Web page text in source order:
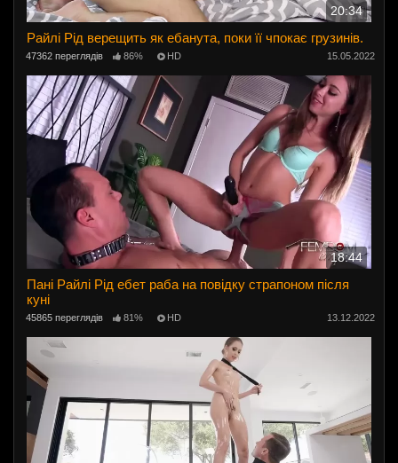
20:34
Райлі Рід верещить як ебанута, поки її чпокає грузинів.
47362 переглядів 86% HD 15.05.2022
18:44
Пані Райлі Рід ебет раба на повідку страпоном після
куні
45865 переглядів 81% HD 13.12.2022